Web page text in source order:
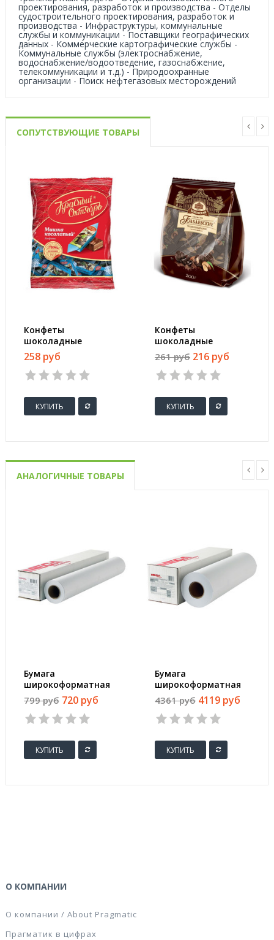
проектирования, разработок и производства - Отделы
судостроительного проектирования, разработок и
производства - Инфраструктуры, коммунальные
службы и коммуникации - Поставщики географических
данных - Коммерческие картографические службы -
Коммунальные службы (электроснабжение,
водоснабжение/водоотведение, газоснабжение,
телекоммуникации и т.д.) - Природоохранные
организации - Поиск нефтегазовых месторождений
СОПУТСТВУЮЩИЕ ТОВАРЫ
Конфеты
шоколадные
Красный Октябрь
Мишка косолапый
200 г
258 руб
КУПИТЬ
Конфеты
шоколадные
Бабаевские
Трюфельный крем с
цельным миндалем
261 руб 216 руб
КУПИТЬ
АНАЛОГИЧНЫЕ ТОВАРЫ
Бумага
широкоформатная
ProMEGA engineer
InkJet 70г 610ммх50м
50,8мм
799 руб 720 руб
КУПИТЬ
Бумага
широкоформатная
ProMEGA engineer
Bright white 80г
620ммх150м 76мм
4361 руб 4119 руб
КУПИТЬ
О КОМПАНИИ
О компании / About Pragmatic
Прагматик в цифрах